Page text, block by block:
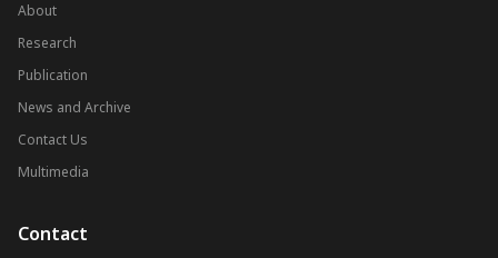
About
Research
Publication
News and Archive
Contact Us
Multimedia
Contact